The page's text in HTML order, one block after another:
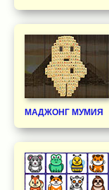
МАДЖОНГ МУМИЯ